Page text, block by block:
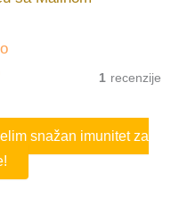
1
snažan imunitet za